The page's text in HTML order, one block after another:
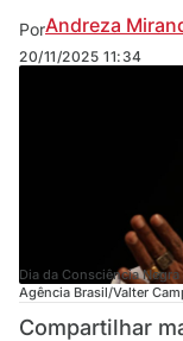
PorAndreza
20/11/2025 11:34
Dia da Consciência
Agência Brasil/Valter
Compartilhar